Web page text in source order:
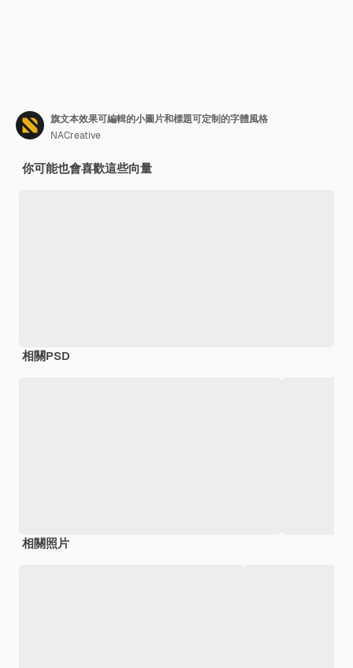
旗文本效果可編輯的小圖片和標題可定制的字體風格
NACreative
你可能也會喜歡這些向量
相關PSD
相關照片